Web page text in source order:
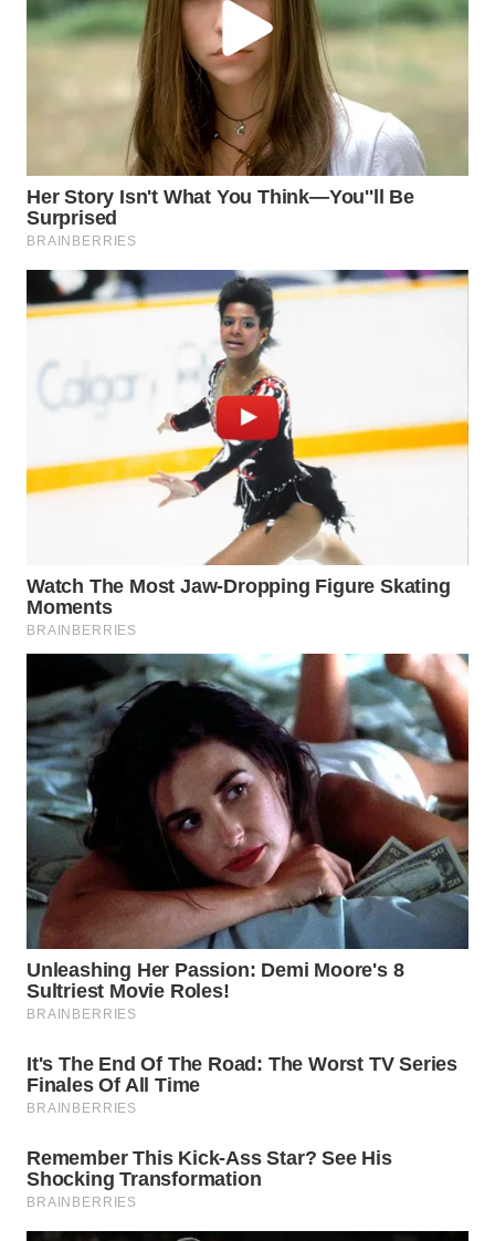
TINGGI
WN
KARAWANG
WN
WN
WN
TAPANULI
UTARA
SAMOSIR
WN
PADANG
LAWAS
WN
SUMEDANG
CIANJUR
WN
SERIBU
TANGERANG
WN
BINJAI